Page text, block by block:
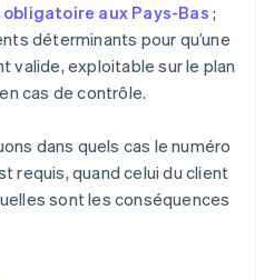
aux Pays-Bas;
déterminants pour qu’une
valide, exploitable sur le plan
cas de contrôle.
dans quels cas le numéro
requis, quand celui du client
sont les conséquences